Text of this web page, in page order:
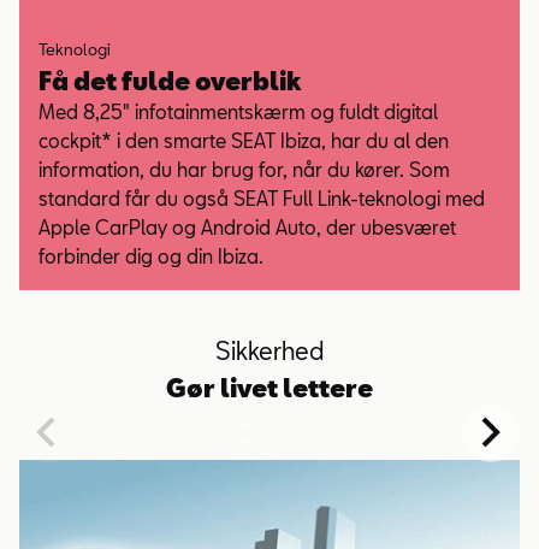
Teknologi
Få det fulde overblik
Med 8,25" infotainmentskærm og fuldt digital
cockpit* i den smarte SEAT Ibiza, har du al den
information, du har brug for, når du kører. Som
standard får du også SEAT Full Link-teknologi med
Apple CarPlay og Android Auto, der ubesværet
forbinder dig og din Ibiza.
Sikkerhed
Gør livet lettere